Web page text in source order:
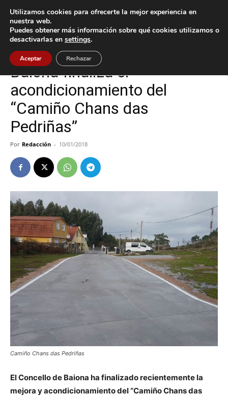
Inicio Baiona
Baiona Política
Baiona finaliza el
acondicionamiento del
“Camiño Chans das
Pedriñas”
Por Redacción - 10/01/2018
Camiño Chans das Pedriñas
El Concello de Baiona ha finalizado recientemente la
mejora y acondicionamiento del “Camiño Chans das
Utilizamos cookies para ofrecerte la mejor experiencia en
nuestra web.
Puedes obtener más información sobre qué cookies utilizamos o
desactivarlas en settings.
Aceptar Rechazar